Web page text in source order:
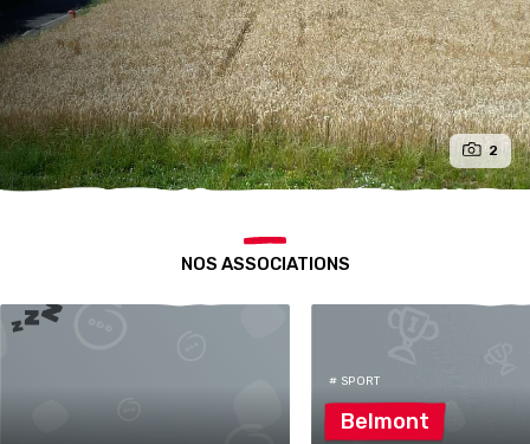
2
NOS ASSOCIATIONS
# SPORT
Belmont